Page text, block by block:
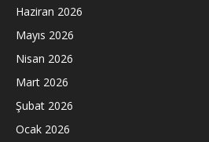
Haziran 2026
Mayıs 2026
Nisan 2026
Mart 2026
Şubat 2026
Ocak 2026